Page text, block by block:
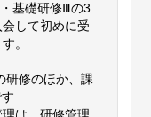
基礎研修Ⅲの3
して初めに受
。
研修のほか、課